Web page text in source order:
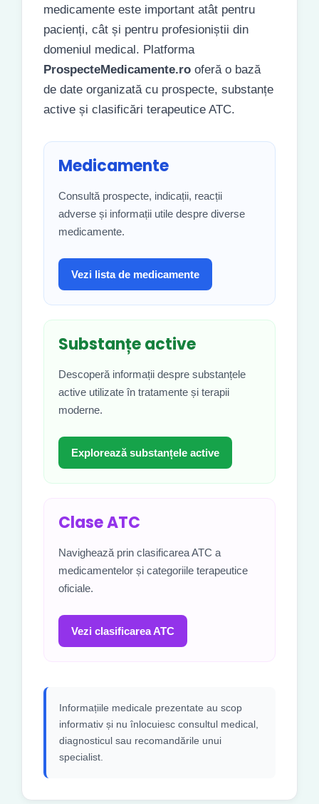
medicamente este important atât pentru
pacienți, cât și pentru profesioniștii din
domeniul medical. Platforma
ProspecteMedicamente.ro oferă o bază
de date organizată cu prospecte, substanțe
active și clasificări terapeutice ATC.
Medicamente
Consultă prospecte, indicații, reacții
adverse și informații utile despre diverse
medicamente.
Vezi lista de medicamente
Substanțe active
Descoperă informații despre substanțele
active utilizate în tratamente și terapii
moderne.
Explorează substanțele active
Clase ATC
Navighează prin clasificarea ATC a
medicamentelor și categoriile terapeutice
oficiale.
Vezi clasificarea ATC
Informațiile medicale prezentate au scop
informativ și nu înlocuiesc consultul medical,
diagnosticul sau recomandările unui
specialist.